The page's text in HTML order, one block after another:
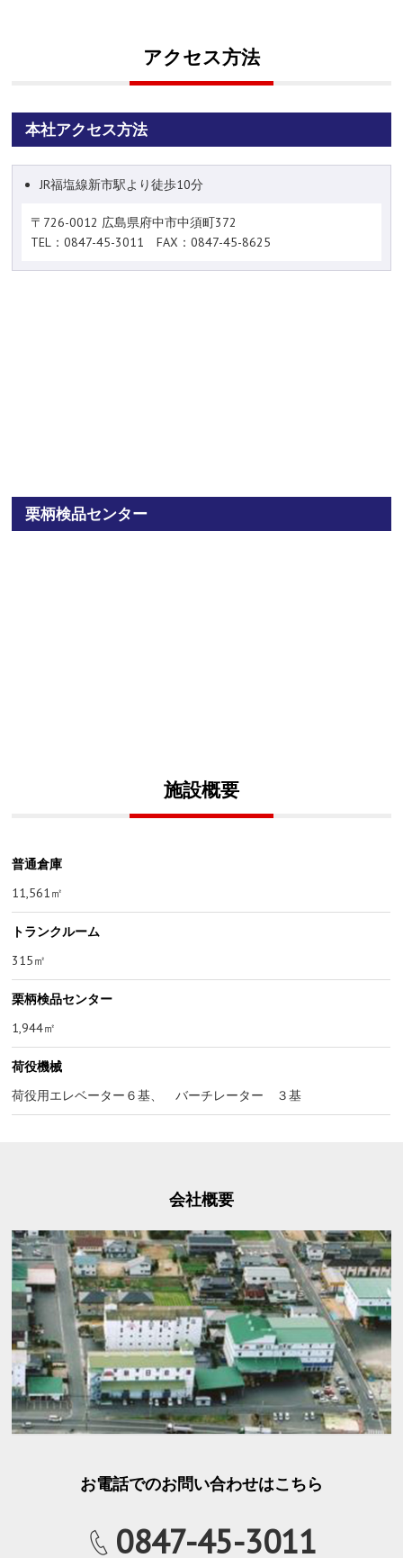
アクセス方法
本社アクセス方法
JR福塩線新市駅より徒歩10分
〒726-0012 広島県府中市中須町372
TEL：0847-45-3011 FAX：0847-45-8625
栗柄検品センター
施設概要
普通倉庫
11,561㎡
トランクルーム
315㎡
栗柄検品センター
1,944㎡
荷役機械
荷役用エレベーター６基、 バーチレーター ３基
会社概要
お電話でのお問い合わせはこちら
0847-45-3011